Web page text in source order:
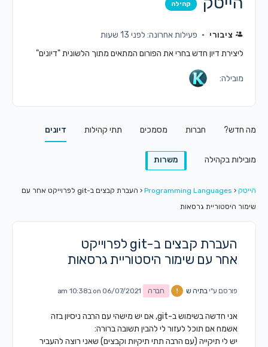
קהילה
ציבורי
פעילות אחרונה: לפני 13 שעות
ליצירת דיון חדש בחרי את הפורום המתאים מתוך הלשונית "דיונים"
מובילה:
מה חדש? חברות מסמכים תתי קהילות דיונים
מובילות בקהילה משרות
הייטק ‹
Programming Languages
‹
העברת קבצים ב-git לפרוייקט אחר עם
שימור היסטוריית גרסאות
העברת קבצים ב-git לפרוייקט
אחר עם שימור היסטוריית גרסאות
פורסם ע"יבתיה ש חברה on 06/07/2021 ב10:38 am
אני חדשה בשימוש ב-git, אם יש מישהי עם הרבה ניסיון בזה
אשמח אם תוכל לעזור לי להבין תשובה ברורה:
יש לי תיקייה (עם הרבה תתי תיקיות וקבצים) שאני רוצה להעביר